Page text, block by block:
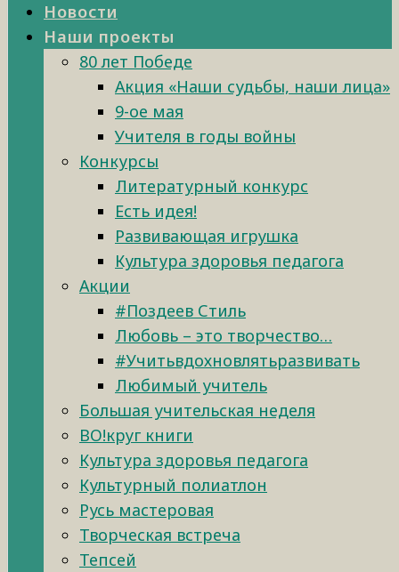
Новости
Наши проекты
80 лет Победе
Акция «Наши судьбы, наши лица»
9-ое мая
Учителя в годы войны
Конкурсы
Литературный конкурс
Есть идея!
Развивающая игрушка
Культура здоровья педагога
Акции
#Поздеев Стиль
Любовь – это творчество…
#Учитьвдохновлятьразвивать
Любимый учитель
Большая учительская неделя
ВО!круг книги
Культура здоровья педагога
Культурный полиатлон
Русь мастеровая
Творческая встреча
Тепсей